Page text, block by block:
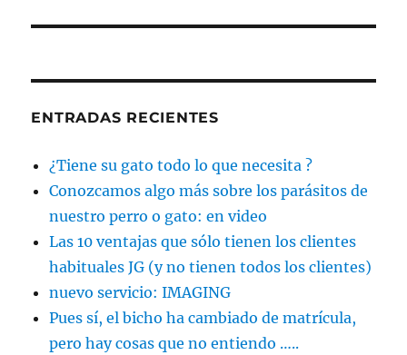
ENTRADAS RECIENTES
¿Tiene su gato todo lo que necesita ?
Conozcamos algo más sobre los parásitos de
nuestro perro o gato: en video
Las 10 ventajas que sólo tienen los clientes
habituales JG (y no tienen todos los clientes)
nuevo servicio: IMAGING
Pues sí, el bicho ha cambiado de matrícula,
pero hay cosas que no entiendo …..